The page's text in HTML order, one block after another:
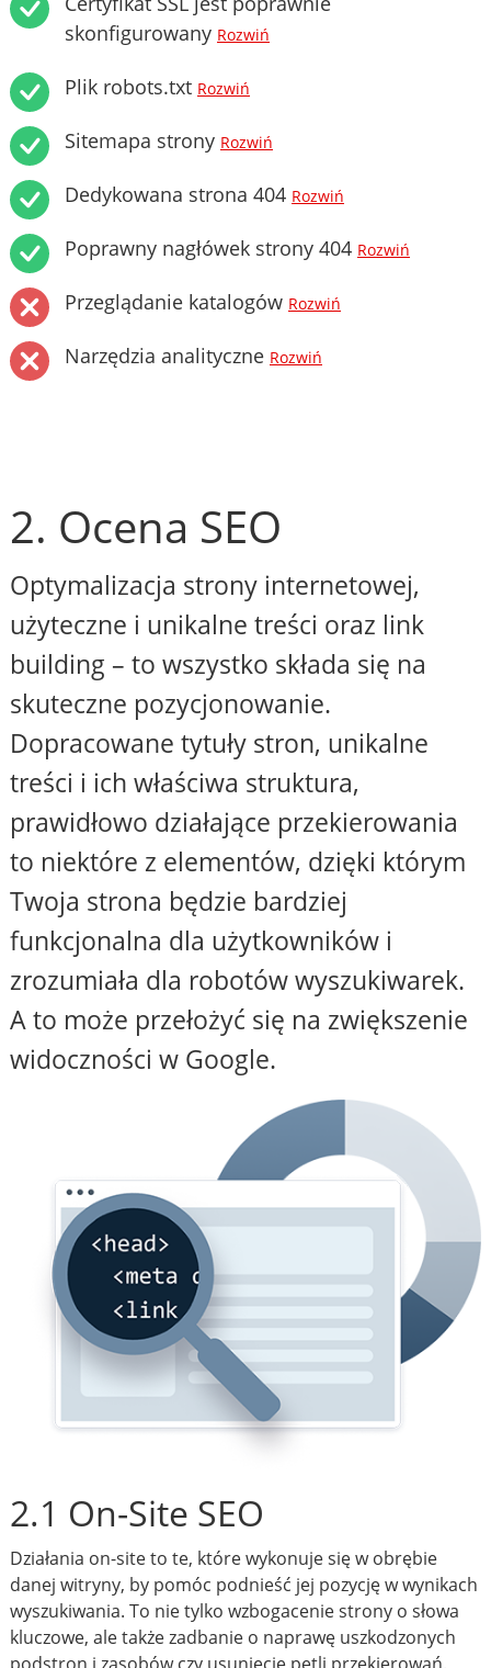
skonfigurowany Rozwiń
Plik robots.txt Rozwiń
Sitemapa strony Rozwiń
Dedykowana strona 404 Rozwiń
Poprawny nagłówek strony 404 Rozwiń
Przeglądanie katalogów Rozwiń
Narzędzia analityczne Rozwiń
2. Ocena SEO
Optymalizacja strony internetowej,
użyteczne i unikalne treści oraz link
building – to wszystko składa się na
skuteczne pozycjonowanie.
Dopracowane tytuły stron, unikalne
treści i ich właściwa struktura,
prawidłowo działające przekierowania
to niektóre z elementów, dzięki którym
Twoja strona będzie bardziej
funkcjonalna dla użytkowników i
zrozumiała dla robotów wyszukiwarek.
A to może przełożyć się na zwiększenie
widoczności w Google.
2.1 On-Site SEO
Działania on-site to te, które wykonuje się w obrębie
danej witryny, by pomóc podnieść jej pozycję w wynikach
wyszukiwania. To nie tylko wzbogacenie strony o słowa
kluczowe, ale także zadbanie o naprawę uszkodzonych
podstron i zasobów czy usunięcie pętli przekierowań.